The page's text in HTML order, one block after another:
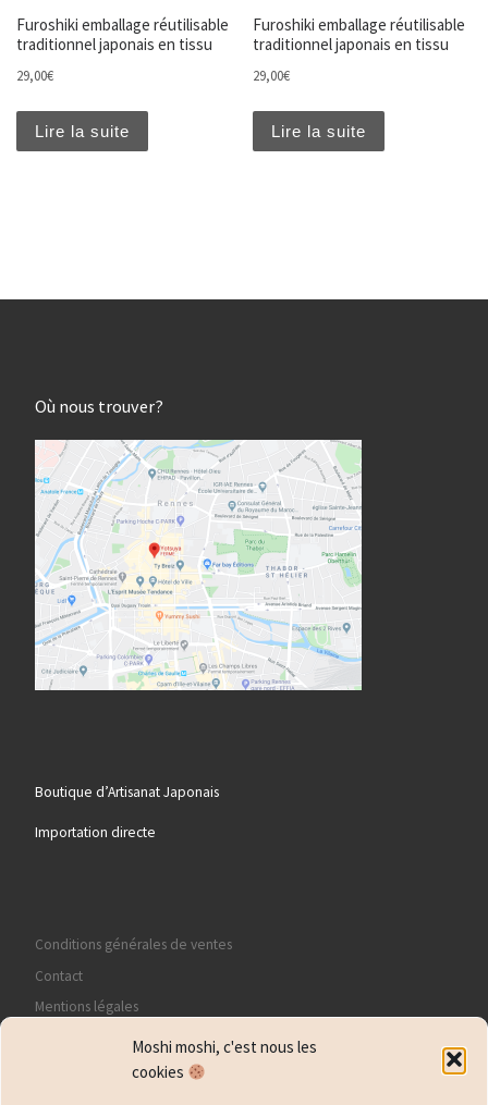
Moshi moshi, c'est nous les
cookies
Furoshiki emballage réutilisable
traditionnel japonais en tissu
29,00€
Lire la suite
Furoshiki emballage réutilisable
traditionnel japonais en tissu
29,00€
Lire la suite
Où nous trouver?
Boutique d’Artisanat Japonais
Importation directe
Conditions générales de ventes
Contact
Mentions légales
Politique de confidentialité
Politique de cookies (EU)